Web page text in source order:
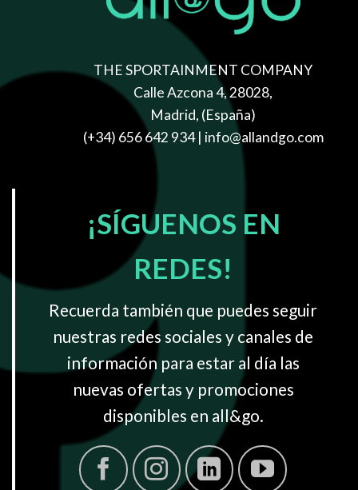
THE SPORTAINMENT COMPANY
Calle Azcona 4, 28028,
Madrid, (España)
(+34) 656 642 934| info@allandgo.com
¡SÍGUENOS EN
REDES!
Recuerda también que puedes seguir
nuestras redes sociales y canales de
información para estar al día las
nuevas ofertas y promociones
disponibles en all&go.